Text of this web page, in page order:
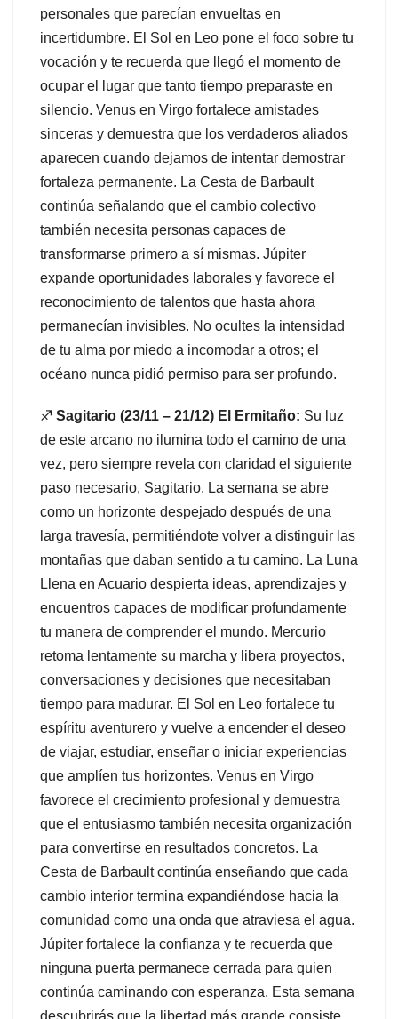
personales que parecían envueltas en
incertidumbre. El Sol en Leo pone el foco sobre tu
vocación y te recuerda que llegó el momento de
ocupar el lugar que tanto tiempo preparaste en
silencio. Venus en Virgo fortalece amistades
sinceras y demuestra que los verdaderos aliados
aparecen cuando dejamos de intentar demostrar
fortaleza permanente. La Cesta de Barbault
continúa señalando que el cambio colectivo
también necesita personas capaces de
transformarse primero a sí mismas. Júpiter
expande oportunidades laborales y favorece el
reconocimiento de talentos que hasta ahora
permanecían invisibles. No ocultes la intensidad
de tu alma por miedo a incomodar a otros; el
océano nunca pidió permiso para ser profundo.
♐ Sagitario (23/11 – 21/12) El Ermitaño: Su luz
de este arcano no ilumina todo el camino de una
vez, pero siempre revela con claridad el siguiente
paso necesario, Sagitario. La semana se abre
como un horizonte despejado después de una
larga travesía, permitiéndote volver a distinguir las
montañas que daban sentido a tu camino. La Luna
Llena en Acuario despierta ideas, aprendizajes y
encuentros capaces de modificar profundamente
tu manera de comprender el mundo. Mercurio
retoma lentamente su marcha y libera proyectos,
conversaciones y decisiones que necesitaban
tiempo para madurar. El Sol en Leo fortalece tu
espíritu aventurero y vuelve a encender el deseo
de viajar, estudiar, enseñar o iniciar experiencias
que amplíen tus horizontes. Venus en Virgo
favorece el crecimiento profesional y demuestra
que el entusiasmo también necesita organización
para convertirse en resultados concretos. La
Cesta de Barbault continúa enseñando que cada
cambio interior termina expandiéndose hacia la
comunidad como una onda que atraviesa el agua.
Júpiter fortalece la confianza y te recuerda que
ninguna puerta permanece cerrada para quien
continúa caminando con esperanza. Esta semana
descubrirás que la libertad más grande consiste